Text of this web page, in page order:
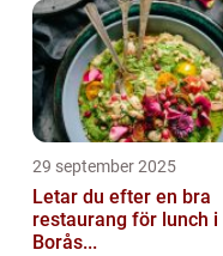
29 september 2025
Letar du efter en bra
restaurang för lunch i
Borås...